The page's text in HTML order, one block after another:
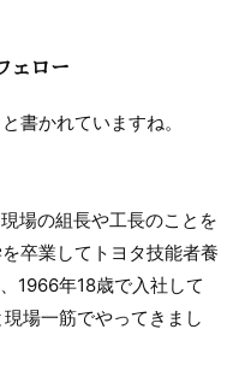
ェロー
書かれていますね。
場の組長や工長のことを
を卒業してトヨタ技能者養
1966年18歳で入社して
場一筋でやってきまし